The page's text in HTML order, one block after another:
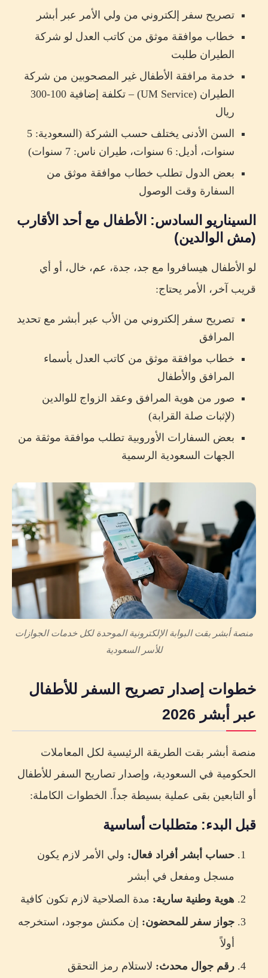
تصريح سفر إلكتروني من ولي الأمر عبر أبشر
خطاب موافقة موثق من كاتب العدل لو شركة
الطيران طلبت
خدمة مرافقة الأطفال غير المصحوبين من شركة
الطيران (UM Service) – تكلفة إضافية 100-300
ريال
السن الأدنى يختلف حسب الشركة (السعودية: 5
سنوات، أديل: 6 سنوات، طيران ناس: 7 سنوات)
بعض الدول تطلب خطاب موافقة موثق من
السفارة وقت الوصول
السيناريو السادس: الأطفال مع أحد الأقارب
(مش الوالدين)
لو الأطفال هيسافروا مع جد، جدة، عم، خال، أو أي
قريب آخر، الأمر يحتاج:
تصريح سفر إلكتروني من الأب عبر أبشر مع تحديد
المرافق
خطاب موافقة موثق من كاتب العدل بأسماء
المرافق والأطفال
صور من هوية المرافق وعقد الزواج للوالدين
(لإثبات صلة القرابة)
بعض السفارات الأوروبية تطلب موافقة موثقة من
الجهات السعودية الرسمية
منصة أبشر بقت البوابة الإلكترونية الموحدة لكل خدمات الجوازات
للأسر السعودية
خطوات إصدار تصريح السفر للأطفال
عبر أبشر 2026
منصة أبشر بقت الطريقة الرئيسية لكل المعاملات
الحكومية في السعودية، وإصدار تصاريح السفر للأطفال
أو التابعين بقى عملية بسيطة جداً. الخطوات الكاملة:
قبل البدء: متطلبات أساسية
حساب أبشر أفراد فعال: ولي الأمر لازم يكون
مسجل ومفعل في أبشر
هوية وطنية سارية: مدة الصلاحية لازم تكون كافية
جواز سفر للمحضون: إن مكنش موجود، استخرجه
أولاً
رقم جوال محدث: لاستلام رمز التحقق